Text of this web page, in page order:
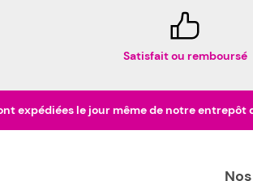
Satisfait ou remboursé
expédiées le jour même de notre entrepôt